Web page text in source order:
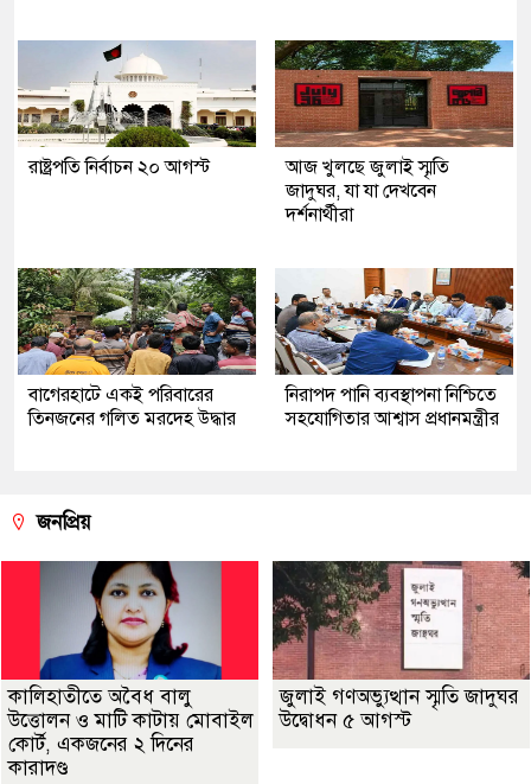
রাষ্ট্রপতি নির্বাচন ২০ আগস্ট
আজ খুলছে জুলাই স্মৃতি
জাদুঘর, যা যা দেখবেন
দর্শনার্থীরা
‎বাগেরহাটে একই পরিবারের
তিনজনের গলিত মরদেহ উদ্ধার
নিরাপদ পানি ব্যবস্থাপনা নিশ্চিতে
সহযোগিতার আশ্বাস প্রধানমন্ত্রীর
জনপ্রিয়
কালিহাতীতে অবৈধ বালু
উত্তোলন ও মাটি কাটায় মোবাইল
কোর্ট, একজনের ২ দিনের
কারাদণ্ড
জুলাই গণঅভ্যুত্থান স্মৃতি জাদুঘর
উদ্বোধন ৫ আগস্ট